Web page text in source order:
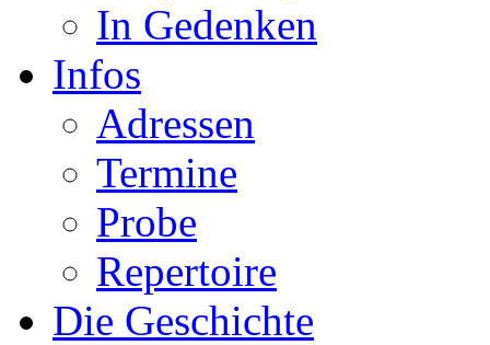
In Gedenken
Infos
Adressen
Termine
Probe
Repertoire
Die Geschichte